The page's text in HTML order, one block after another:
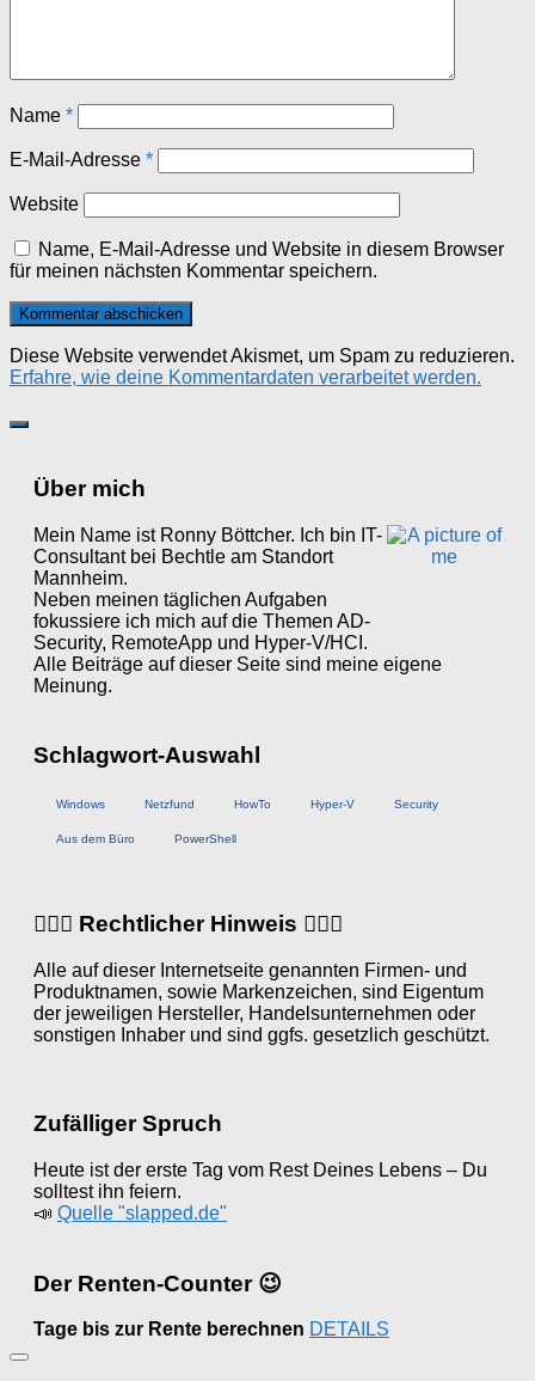
Name *
E-Mail-Adresse *
Website
Name, E-Mail-Adresse und Website in diesem Browser
für meinen nächsten Kommentar speichern.
Diese Website verwendet Akismet, um Spam zu reduzieren.
Erfahre, wie deine Kommentardaten verarbeitet werden.
Über mich
Mein Name ist Ronny Böttcher. Ich bin IT-
Consultant bei Bechtle am Standort
Mannheim.
Neben meinen täglichen Aufgaben
fokussiere ich mich auf die Themen AD-
Security, RemoteApp und Hyper-V/HCI.
Alle Beiträge auf dieser Seite sind meine eigene
Meinung.
Schlagwort-Auswahl
Windows Netzfund HowTo Hyper-V Security
Aus dem Büro PowerShell
👨🏼‍⚖️ Rechtlicher Hinweis 👩🏼‍⚖️
Alle auf dieser Internetseite genannten Firmen- und
Produktnamen, sowie Markenzeichen, sind Eigentum
der jeweiligen Hersteller, Handelsunternehmen oder
sonstigen Inhaber und sind ggfs. gesetzlich geschützt.
Zufälliger Spruch
Heute ist der erste Tag vom Rest Deines Lebens – Du
solltest ihn feiern.
📣 Quelle "slapped.de"
Der Renten-Counter 😉
Tage bis zur Rente berechnen DETAILS